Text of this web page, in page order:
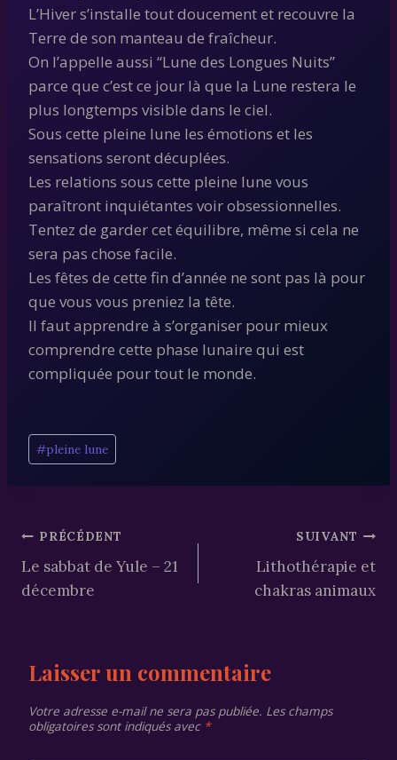
L’Hiver s’installe tout doucement et recouvre la
Terre de son manteau de fraîcheur.
On l’appelle aussi “Lune des Longues Nuits”
parce que c’est ce jour là que la Lune restera le
plus longtemps visible dans le ciel.
Sous cette pleine lune les émotions et les
sensations seront décuplées.
Les relations sous cette pleine lune vous
paraîtront inquiétantes voir obsessionnelles.
Tentez de garder cet équilibre, même si cela ne
sera pas chose facile.
Les fêtes de cette fin d’année ne sont pas là pour
que vous vous preniez la tête.
Il faut apprendre à s’organiser pour mieux
comprendre cette phase lunaire qui est
compliquée pour tout le monde.
Étiquettes
de
#pleine lune
Navigation
de
PRÉCÉDENT
Le sabbat de Yule – 21
décembre
SUIVANT
Lithothérapie et
chakras animaux
Laisser un commentaire
Votre adresse e-mail ne sera pas publiée. Les champs
obligatoires sont indiqués avec *